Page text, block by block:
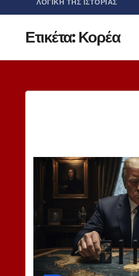
ΛΟΓΙΚΉ ΤΗΣ ΙΣΤΟΡΊΑΣ
Ετικέτα: Κορέα